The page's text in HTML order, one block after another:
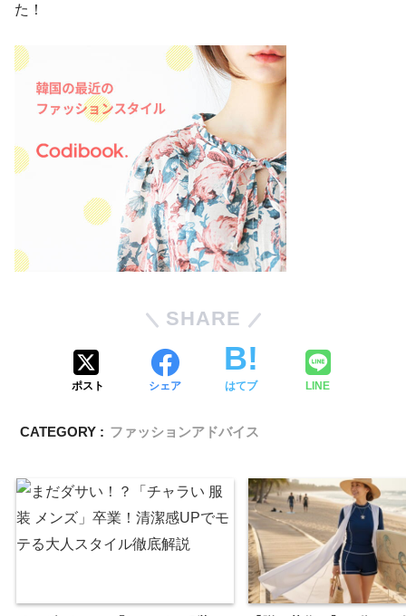
た！
SHARE
ポスト シェア はてブ LINE
CATEGORY : ファッションアドバイス